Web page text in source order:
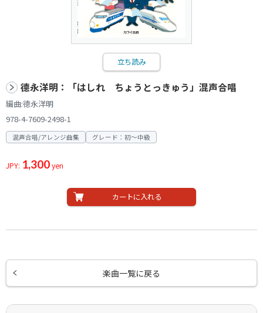
立ち読み
德永洋明：「はしれ ちょうとっきゅう」混声合唱
編曲:德永洋明
978-4-7609-2498-1
混声合唱/アレンジ曲集 グレード：初～中級
JPY: 1,300yen
カートに入れる
楽曲一覧に戻る